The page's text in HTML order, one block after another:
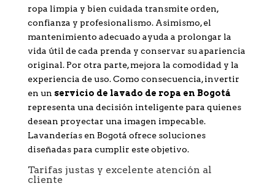
ropa limpia y bien cuidada transmite orden,
confianza y profesionalismo. Asimismo, el
mantenimiento adecuado ayuda a prolongar la
vida útil de cada prenda y conservar su apariencia
original. Por otra parte, mejora la comodidad y la
experiencia de uso. Como consecuencia, invertir
en un servicio de lavado de ropa en Bogotá
representa una decisión inteligente para quienes
desean proyectar una imagen impecable.
Lavanderías en Bogotá ofrece soluciones
diseñadas para cumplir este objetivo.
Tarifas justas y excelente atención al
cliente